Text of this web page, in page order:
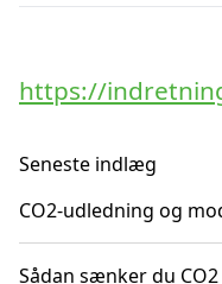
https://
Seneste indlæg
CO2-udledning og
Sådan sænker du